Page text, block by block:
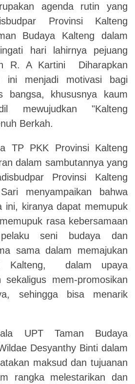
agenda rutin yang
Provinsi Kalteng
Budaya Kalteng dalam
hari lahirnya pejuang
R. A Kartini Diharapkan
ini menjadi motivasi bagi
bangsa, khususnya kaum
mewujudkan "Kalteng
Berkah.
TP PKK Provinsi Kalteng
dalam sambutannya yang
Provinsi Kalteng
menyampaikan bahwa
ini, kiranya dapat memupuk
rasa kebersamaan
seni budaya dan
sama dalam memajukan
Kalteng, dalam upaya
sekaligus mem-promosikan
sehingga bisa menarik
UPT Taman Budaya
Desyanthy Binti dalam
maksud dan tujuanan
rangka melestarikan dan